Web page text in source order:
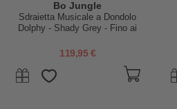
Bo Jungle
Sdraietta Musicale a Dondolo
Dolphy - Shady Grey - Fino ai
119,95 €